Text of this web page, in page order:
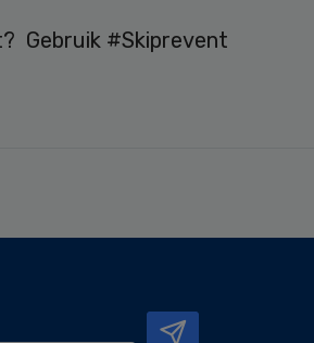
Gebruik #Skiprevent